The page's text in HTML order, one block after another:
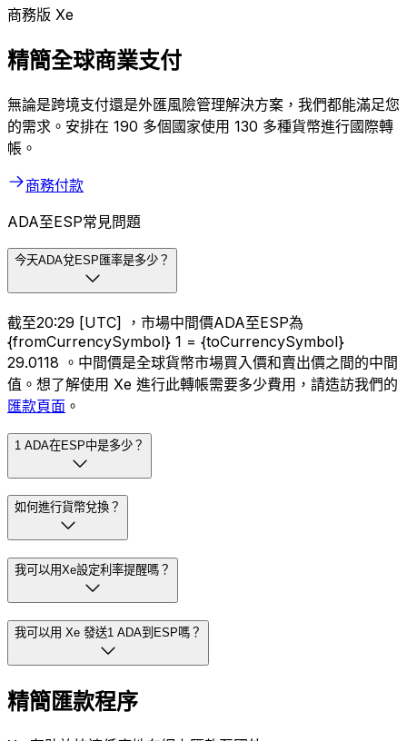
商務版 Xe
精簡全球商業支付
無論是跨境支付還是外匯風險管理解決方案，我們都能滿足您
的需求。安排在 190 多個國家使用 130 多種貨幣進行國際轉
帳。
商務付款
ADA至ESP常見問題
今天ADA兌ESP匯率是多少？
截至20:29 [UTC] ，市場中間價ADA至ESP為
{fromCurrencySymbol} 1 = {toCurrencySymbol}
29.0118 。中間價是全球貨幣市場買入價和賣出價之間的中間
值。想了解使用 Xe 進行此轉帳需要多少費用，請造訪我們的
匯款頁面 。
1 ADA在ESP中是多少？
如何進行貨幣兌換？
我可以用Xe設定利率提醒嗎？
我可以用 Xe 發送1 ADA到ESP嗎？
精簡匯款程序